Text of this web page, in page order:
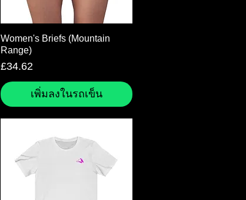
ดูข้อมูลด่วน
Women's Briefs (Mountain
Range)
ราคา
£34.62
เพิ่มลงในรถเข็น